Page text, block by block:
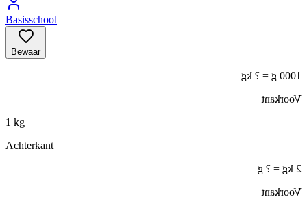
Basisschool
Bewaar
1000 g = ? kg
Voorkant
1 kg
Achterkant
2 kg = ? g
Voorkant